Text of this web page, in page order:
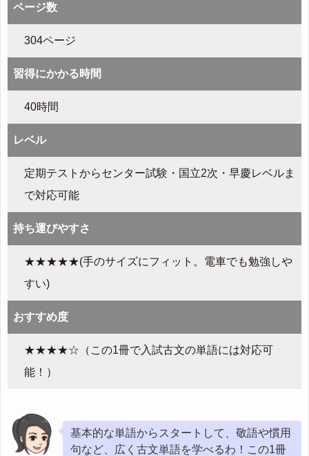
ページ数
304ページ
習得にかかる時間
40時間
レベル
定期テストからセンター試験・国立2次・早慶レベルま
で対応可能
持ち運びやすさ
★★★★★(手のサイズにフィット。電車でも勉強しや
すい)
おすすめ度
★★★★☆（この1冊で入試古文の単語には対応可
能！）
基本的な単語からスタートして、敬語や慣用
句など、広く古文単語を学べるわ！この1冊